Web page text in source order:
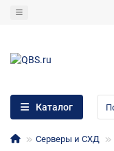
Каталог
Серверы и СХД